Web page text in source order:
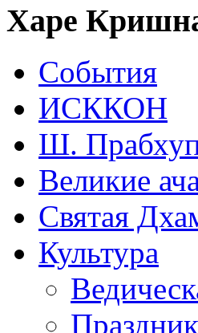
Харе
События
ИСККОН
Ш.
Великие
Святая
Культура